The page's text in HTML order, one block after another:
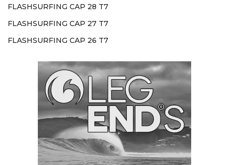
FLASHSURFING CAP 28 T7
FLASHSURFING CAP 27 T7
FLASHSURFING CAP 26 T7